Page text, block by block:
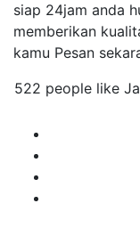
siap 24jam anda
memberikan
kamu Pesan
522 people like